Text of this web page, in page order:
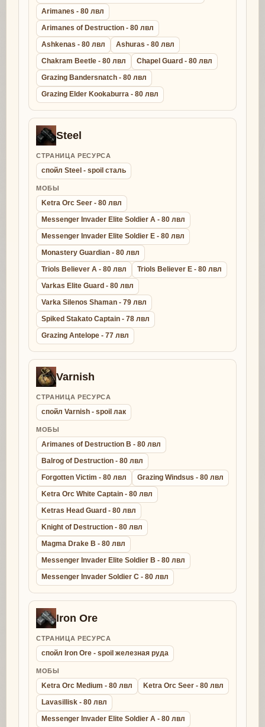
Arimanes - 80 лвл
Arimanes of Destruction - 80 лвл
Ashkenas - 80 лвл
Ashuras - 80 лвл
Chakram Beetle - 80 лвл
Chapel Guard - 80 лвл
Grazing Bandersnatch - 80 лвл
Grazing Elder Kookaburra - 80 лвл
Steel
СТРАНИЦА РЕСУРСА
спойл Steel - spoil сталь
МОБЫ
Ketra Orc Seer - 80 лвл
Messenger Invader Elite Soldier A - 80 лвл
Messenger Invader Elite Soldier E - 80 лвл
Monastery Guardian - 80 лвл
Triols Believer A - 80 лвл
Triols Believer E - 80 лвл
Varkas Elite Guard - 80 лвл
Varka Silenos Shaman - 79 лвл
Spiked Stakato Captain - 78 лвл
Grazing Antelope - 77 лвл
Varnish
СТРАНИЦА РЕСУРСА
спойл Varnish - spoil лак
МОБЫ
Arimanes of Destruction B - 80 лвл
Balrog of Destruction - 80 лвл
Forgotten Victim - 80 лвл
Grazing Windsus - 80 лвл
Ketra Orc White Captain - 80 лвл
Ketras Head Guard - 80 лвл
Knight of Destruction - 80 лвл
Magma Drake B - 80 лвл
Messenger Invader Elite Soldier B - 80 лвл
Messenger Invader Soldier C - 80 лвл
Iron Ore
СТРАНИЦА РЕСУРСА
спойл Iron Ore - spoil железная руда
МОБЫ
Ketra Orc Medium - 80 лвл
Ketra Orc Seer - 80 лвл
Lavasillisk - 80 лвл
Messenger Invader Elite Soldier A - 80 лвл